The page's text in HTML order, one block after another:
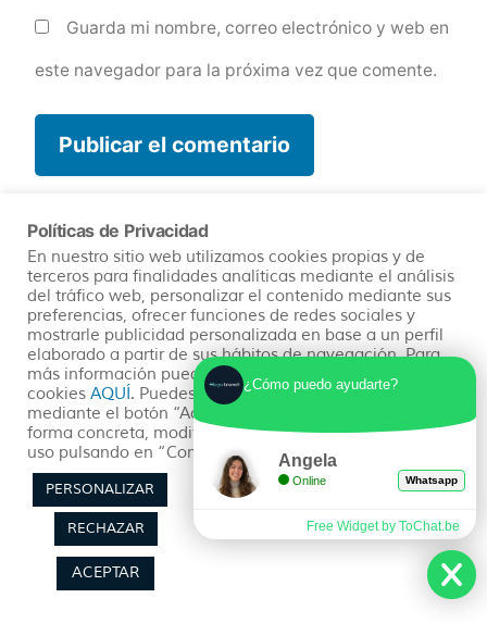
Guarda mi nombre, correo electrónico y web en
este navegador para la próxima vez que comente.
Este sitio usa Akismet para reducir el
spam.Aprende cómo se procesan
los datos de tus comentarios.
¿Quieres ver más post?
Políticas de Privacidad
En nuestro sitio web utilizamos cookies propias y de
terceros para finalidades analíticas mediante el análisis
del tráfico web, personalizar el contenido mediante sus
preferencias, ofrecer funciones de redes sociales y
mostrarle publicidad personalizada en base a un perfil
elaborado a partir de sus hábitos de navegación. Para
más información puedes consultar nuestra política de
cookies AQUÍ. Puedes aceptar todas las cookies
mediante el botón “Aceptar” o puedes aceptarlas de
forma concreta, modificar su selección o rechazar su
uso pulsando en “Configuración de Privacidad”.
PERSONALIZAR
RECHAZAR
ACEPTAR
¿Cómo puedo ayudarte?
Angela
Online Whatsapp
Free Widget by ToChat.be